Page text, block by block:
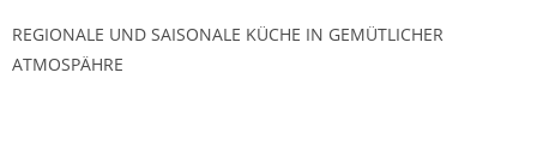
REGIONALE UND SAISONALE KÜCHE IN GEMÜTLICHER
ATMOSPÄHRE